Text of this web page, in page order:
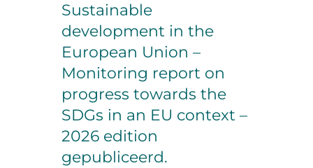
Sustainable
development in the
European Union –
Monitoring report on
progress towards the
SDGs in an EU context –
2026 edition
gepubliceerd.